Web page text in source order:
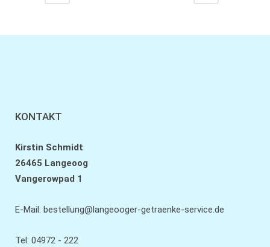
KONTAKT
Kirstin Schmidt
26465 Langeoog
Vangerowpad 1
E-Mail: bestellung@langeooger-getraenke-service.de
Tel: 04972 - 222